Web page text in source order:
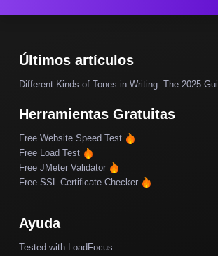
Últimos artículos
Different Kinds of Tones in Writing: The 2025
Herramientas Gratuitas
Free Website Speed Test
Free Load Test
Free JMeter Validator
Free SSL Certificate Checker
Ayuda
Tested with LoadFocus